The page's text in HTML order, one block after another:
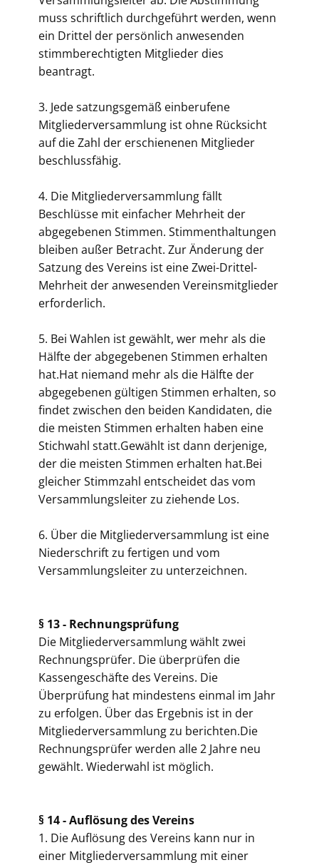
muss schriftlich durchgeführt werden, wenn
ein Drittel der persönlich anwesenden
stimmberechtigten Mitglieder dies
beantragt.
3. Jede satzungsgemäß einberufene
Mitgliederversammlung ist ohne Rücksicht
auf die Zahl der erschienenen Mitglieder
beschlussfähig.
4. Die Mitgliederversammlung fällt
Beschlüsse mit einfacher Mehrheit der
abgegebenen Stimmen. Stimmenthaltungen
bleiben außer Betracht. Zur Änderung der
Satzung des Vereins ist eine Zwei-Drittel-
Mehrheit der anwesenden Vereinsmitglieder
erforderlich.
5. Bei Wahlen ist gewählt, wer mehr als die
Hälfte der abgegebenen Stimmen erhalten
hat.Hat niemand mehr als die Hälfte der
abgegebenen gültigen Stimmen erhalten, so
findet zwischen den beiden Kandidaten, die
die meisten Stimmen erhalten haben eine
Stichwahl statt.Gewählt ist dann derjenige,
der die meisten Stimmen erhalten hat.Bei
gleicher Stimmzahl entscheidet das vom
Versammlungsleiter zu ziehende Los.
6. Über die Mitgliederversammlung ist eine
Niederschrift zu fertigen und vom
Versammlungsleiter zu unterzeichnen.
§ 13 - Rechnungsprüfung
Die Mitgliederversammlung wählt zwei
Rechnungsprüfer. Die überprüfen die
Kassengeschäfte des Vereins. Die
Überprüfung hat mindestens einmal im Jahr
zu erfolgen. Über das Ergebnis ist in der
Mitgliederversammlung zu berichten.Die
Rechnungsprüfer werden alle 2 Jahre neu
gewählt. Wiederwahl ist möglich.
§ 14 -Auflösung des Vereins
1. Die Auflösung des Vereins kann nur in
einer Mitgliederversammlung mit einer